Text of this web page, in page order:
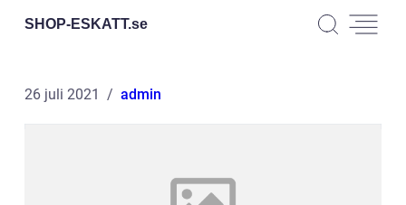
SHOP-ESKATT.se
26 juli 2021 admin